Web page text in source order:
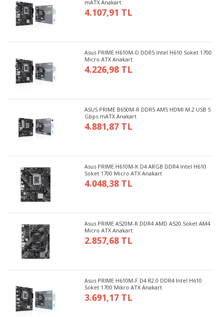
mATX Anakart
4.107,91 TL
Asus PRIME H610M-D DDR5 Intel H610 Soket 1700
Micro ATX Anakart
4.226,98 TL
ASUS PRIME B650M-R DDR5 AM5 HDMI M.2 USB 5
Gbps mATX Anakart
4.881,87 TL
Asus PRIME H610M-K D4 ARGB DDR4 Intel H610
Soket 1700 Micro ATX Anakart
4.048,38 TL
Asus PRIME A520M-R DDR4 AMD A520 Soket AM4
Micro ATX Anakart
2.857,68 TL
Asus PRIME H610M-F D4 R2.0 DDR4 Intel H610
Soket 1700 Mikro ATX Anakart
3.691,17 TL